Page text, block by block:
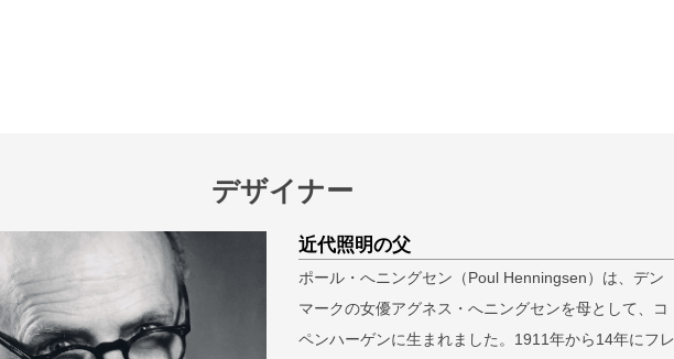
デザイナー
近代照明の父
ポール・へニングセン（Poul Henningsen）は、デン
マークの女優アグネス・へニングセンを母として、コ
ペンハーゲンに生まれました。1911年から14年にフレ